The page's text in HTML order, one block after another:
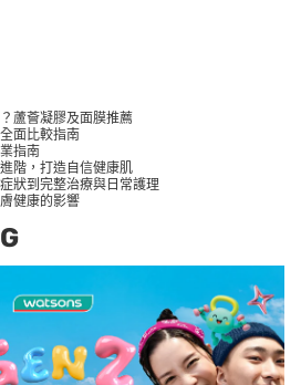
蘆薈凝膠及面膜推薦
面比較指南
指南
階，打造自信健康肌
狀到完整治療與日常護理
健康的影響